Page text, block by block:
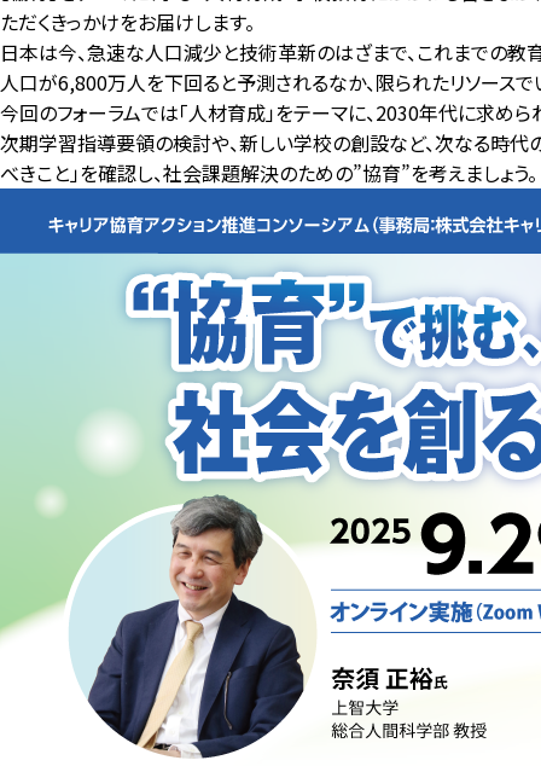
ただくきっかけをお届けします。
日本は今、急速な人口減少と技術革新のはざまで、これまでの
人口が6,800万人を下回ると予測されるなか、限られたリソース
今回のフォーラムでは「人材育成」をテーマに、2030年代に求めら
次期学習指導要領の検討や、新しい学校の創設など、次なる時代
べきこと」を確認し、社会課題解決のための”協育”を考えましょう。